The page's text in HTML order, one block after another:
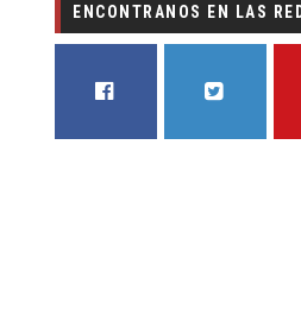
ENCONTRANOS EN LAS